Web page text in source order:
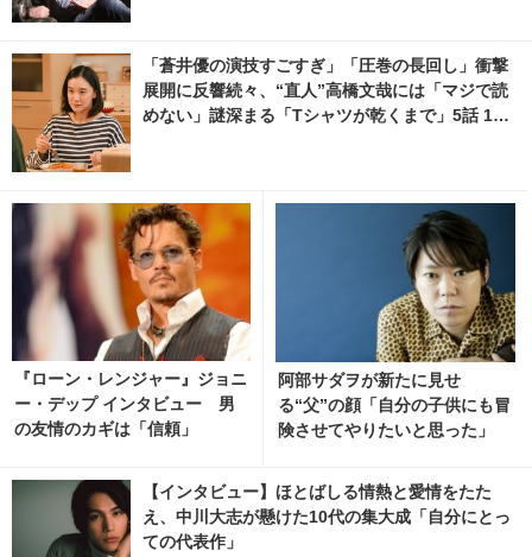
「蒼井優の演技すごすぎ」「圧巻の長回し」衝撃
展開に反響続々、“直人”高橋文哉には「マジで読
めない」謎深まる「Tシャツが乾くまで」5話 1枚
『ローン・レンジャー』ジョニ
ー・デップ インタビュー 男
の友情のカギは「信頼」
阿部サダヲが新たに見せ
る“父”の顔「自分の子供にも冒
険させてやりたいと思った」
【インタビュー】ほとばしる情熱と愛情をたた
え、中川大志が懸けた10代の集大成「自分にとっ
ての代表作」